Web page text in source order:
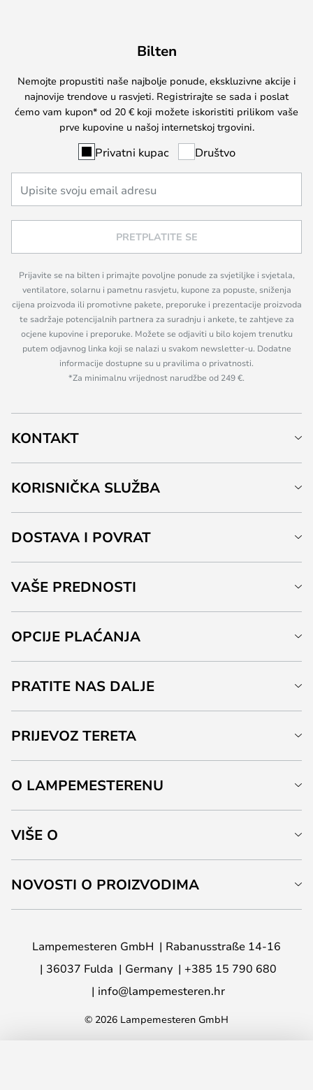
Bilten
Nemojte propustiti naše najbolje ponude, ekskluzivne akcije i
najnovije trendove u rasvjeti. Registrirajte se sada i poslat
ćemo vam kupon* od 20 € koji možete iskoristiti prilikom vaše
prve kupovine u našoj internetskoj trgovini.
Privatni kupac Društvo
PRETPLATITE SE
Prijavite se na bilten i primajte povoljne ponude za svjetiljke i svjetala,
ventilatore, solarnu i pametnu rasvjetu, kupone za popuste, sniženja
cijena proizvoda ili promotivne pakete, preporuke i prezentacije proizvoda
te sadržaje potencijalnih partnera za suradnju i ankete, te zahtjeve za
ocjene kupovine i preporuke. Možete se odjaviti u bilo kojem trenutku
putem odjavnog linka koji se nalazi u svakom newsletter-u. Dodatne
informacije dostupne su u pravilima o privatnosti.
*Za minimalnu vrijednost narudžbe od 249 €.
KONTAKT
KORISNIČKA SLUŽBA
DOSTAVA I POVRAT
VAŠE PREDNOSTI
OPCIJE PLAĆANJA
PRATITE NAS DALJE
PRIJEVOZ TERETA
O LAMPEMESTERENU
VIŠE O
NOVOSTI O PROIZVODIMA
Lampemesteren GmbH
Rabanusstraße 14-16
36037 Fulda
Germany
+385 15 790 680
info@lampemesteren.hr
© 2026 Lampemesteren GmbH